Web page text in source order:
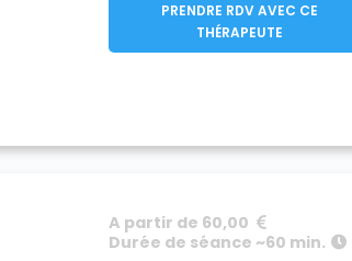
PRENDRE RDV AVEC CE
THÉRAPEUTE
A partir de 60,00
Durée de séance ~60 min.